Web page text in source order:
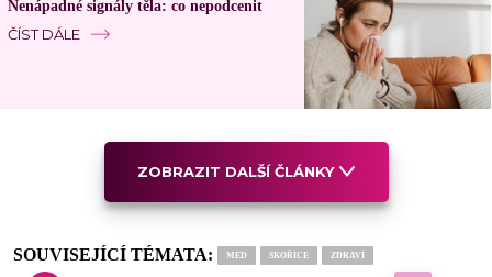
Nenápadné signály těla: co nepodcenit
ČÍST DÁLE
ZOBRAZIT DALŠÍ ČLÁNKY
SOUVISEJÍCÍ TÉMATA: MED SKOŘICE ZDRAVÍ